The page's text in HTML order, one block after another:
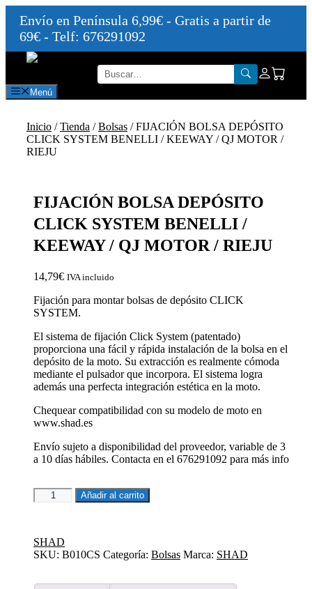
Envío en Península 6,99€ - Gratis a partir de
69€ - Telf: 676291092
Saltar
contenido
Menú
Inicio /Tienda /Bolsas / FIJACIÓN BOLSA DEPÓSITO
CLICK SYSTEM BENELLI / KEEWAY / QJ MOTOR /
RIEJU
FIJACIÓN BOLSA DEPÓSITO
CLICK SYSTEM BENELLI /
KEEWAY / QJ MOTOR / RIEJU
14,79€ IVA incluido
Fijación para montar bolsas de depósito CLICK
SYSTEM.
El sistema de fijación Click System (patentado)
proporciona una fácil y rápida instalación de la bolsa en el
depósito de la moto. Su extracción es realmente cómoda
mediante el pulsador que incorpora. El sistema logra
además una perfecta integración estética en la moto.
Chequear compatibilidad con su modelo de moto en
www.shad.es
Envío sujeto a disponibilidad del proveedor, variable de 3
a 10 días hábiles. Contacta en el 676291092 para más info
FIJACIÓN
BOLSA
SYSTEM
BENELLI
KEEWAY
Añadir al carrito
SHAD
SKU: B010CS Categoría: Bolsas Marca: SHAD